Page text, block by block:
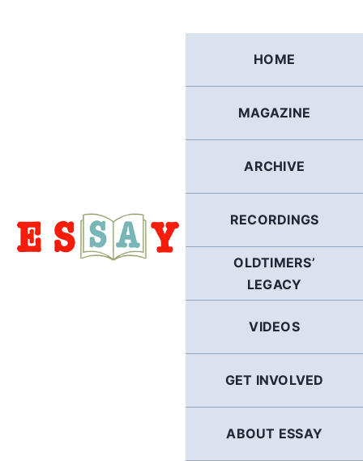
HOME
MAGAZINE
ARCHIVE
RECORDINGS
OLDTIMERS’
LEGACY
VIDEOS
GET INVOLVED
ABOUT ESSAY